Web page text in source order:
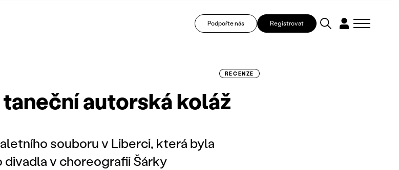
Podpořte nás Registrovat
RECENZE
autorská koláž
souboru v Liberci, která byla
divadla v choreografii Šárky